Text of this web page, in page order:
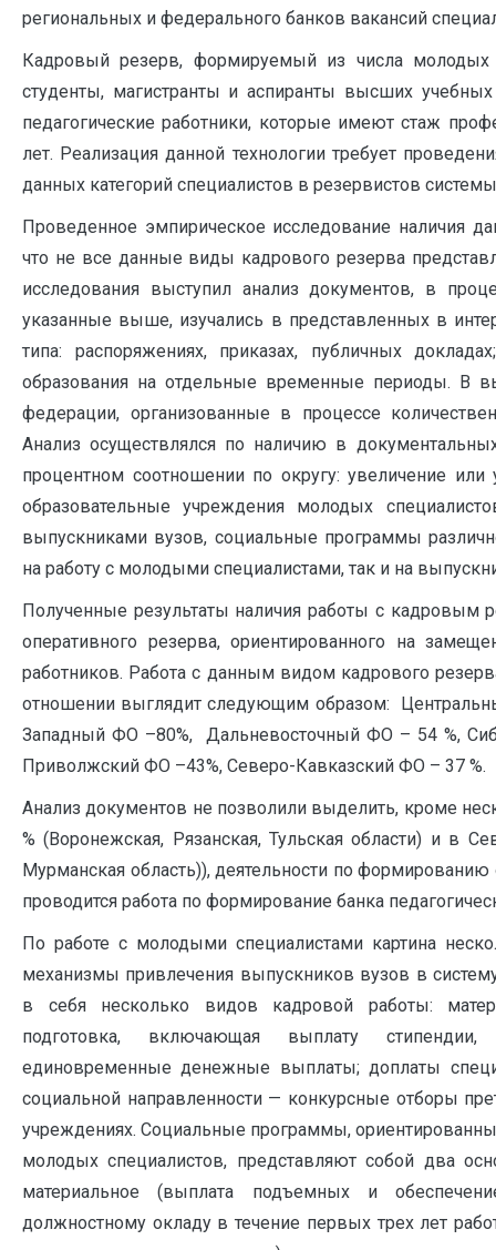
региональных и федерального банков вакансий
Кадровый резерв, формируемый из числа молодых
студенты, магистранты и аспиранты высших
педагогические работники, которые имеют стаж
лет. Реализация данной технологии требует
данных категорий специалистов в резервистов
Проведенное эмпирическое исследование наличия
что не все данные виды кадрового резерва
исследования выступил анализ документов, в
указанные выше, изучались в представленных в
типа: распоряжениях, приказах, публичных
образования на отдельные временные периоды. В
федерации, организованные в процессе
Анализ осуществлялся по наличию в
процентном соотношении по округу: увеличение
образовательные учреждения молодых
выпускниками вузов, социальные программы
на работу с молодыми специалистами, так и на
Полученные результаты наличия работы с кадровым
оперативного резерва, ориентированного на
работников. Работа с данным видом кадрового
отношении выглядит следующим образом:
Западный ФО –80%, Дальневосточный ФО – 54 %,
Приволжский ФО –43%, Северо-Кавказский ФО – 37 %.
Анализ документов не позволили выделить, кроме
% (Воронежская, Рязанская, Тульская области) и в
Мурманская область)), деятельности по
проводится работа по формирование банка
По работе с молодыми специалистами картина
механизмы привлечения выпускников вузов в
в себя несколько видов кадровой работы:
подготовка, включающая выплату
единовременные денежные выплаты; доплаты
социальной направленности — конкурсные отборы
учреждениях. Социальные программы,
молодых специалистов, представляют собой два
материальное (выплата подъемных и
должностному окладу в течение первых трех лет